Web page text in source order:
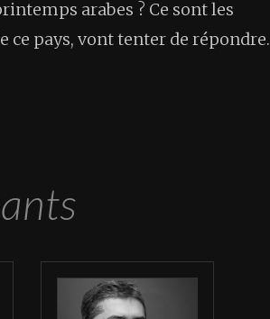
arabes ? Ce sont les
ce pays, vont tenter de répondre.